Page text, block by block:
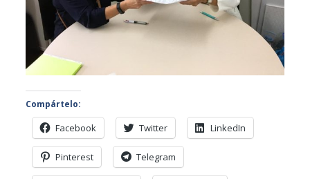
Compártelo:
Facebook Twitter LinkedIn
Pinterest Telegram